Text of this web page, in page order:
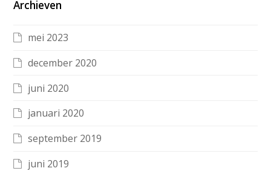
Archieven
mei 2023
december 2020
juni 2020
januari 2020
september 2019
juni 2019